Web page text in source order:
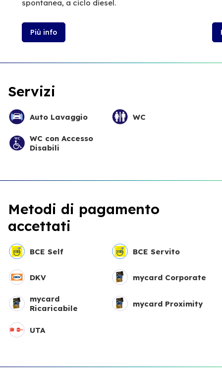
spontanea, a ciclo diesel.
Più info
Servizi
Auto Lavaggio WC
WC con Accesso
Disabili
Metodi di pagamento
accettati
BCE Self BCE Servito
DKV mycard Corporate
mycard
Ricaricabile
mycard Proximity
UTA